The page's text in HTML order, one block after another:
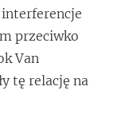
interferencje
przeciwko
Van
tę relację na